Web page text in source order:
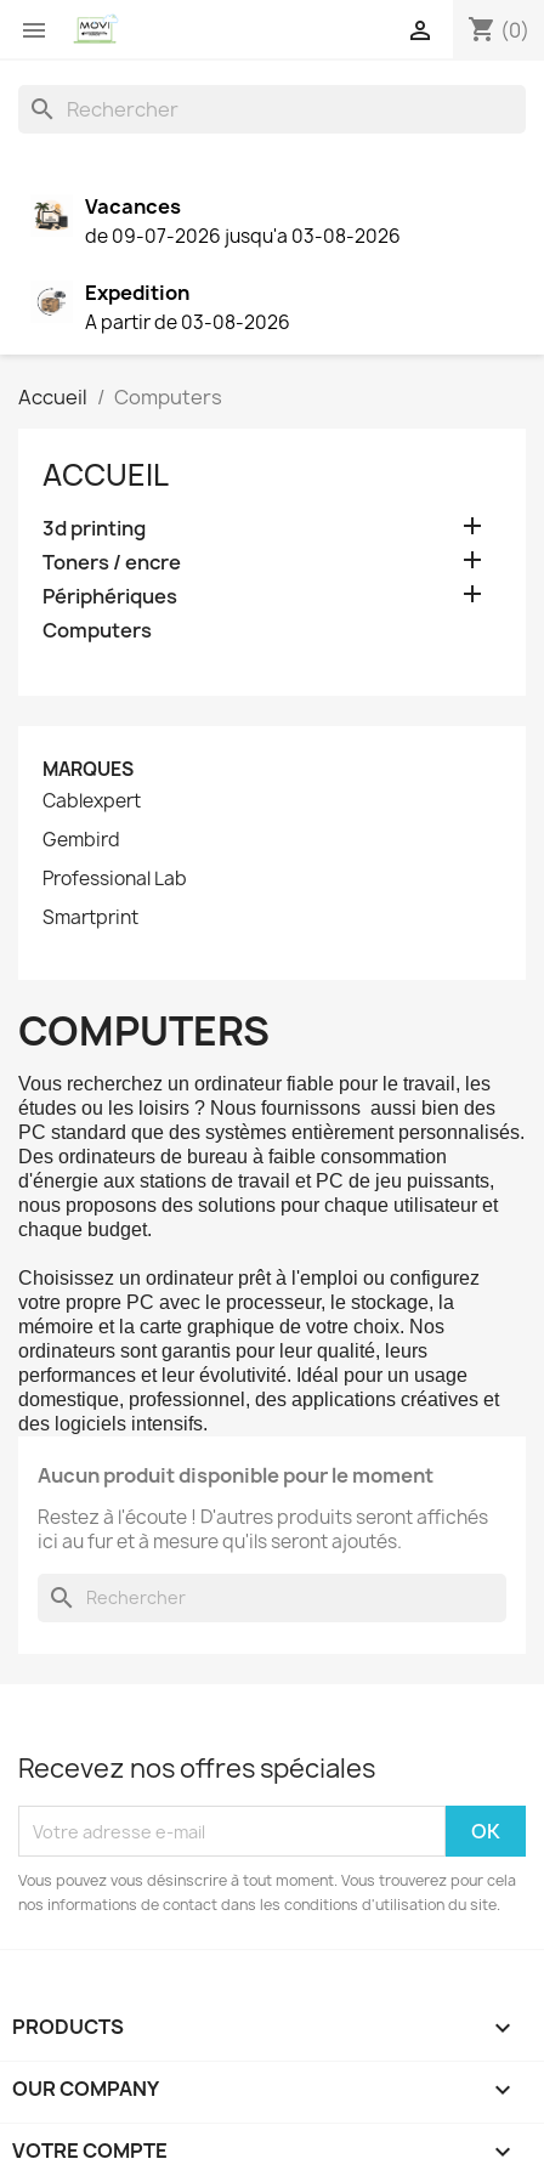
 shopping_cart (0)

search
Vacances
de 09-07-2026 jusqu'a 03-08-2026
Expedition
A partir de 03-08-2026
Accueil Computers
ACCUEIL
3d printing 
Toners / encre 
Périphériques 
Computers
MARQUES
Cablexpert
Gembird
Professional Lab
Smartprint
COMPUTERS
Vous recherchez un ordinateur fiable pour le travail, les
études ou les loisirs ? Nous fournissons aussi bien des
PC standard que des systèmes entièrement personnalisés.
Des ordinateurs de bureau à faible consommation
d'énergie aux stations de travail et PC de jeu puissants,
nous proposons des solutions pour chaque utilisateur et
chaque budget.
Choisissez un ordinateur prêt à l'emploi ou configurez
votre propre PC avec le processeur, le stockage, la
mémoire et la carte graphique de votre choix. Nos
ordinateurs sont garantis pour leur qualité, leurs
performances et leur évolutivité. Idéal pour un usage
domestique, professionnel, des applications créatives et
des logiciels intensifs.
Aucun produit disponible pour le moment
Restez à l'écoute ! D'autres produits seront affichés
ici au fur et à mesure qu'ils seront ajoutés.
search
Recevez nos offres spéciales
Vous pouvez vous désinscrire à tout moment. Vous trouverez pour cela
nos informations de contact dans les conditions d'utilisation du site.
PRODUCTS 
OUR COMPANY 
VOTRE COMPTE 